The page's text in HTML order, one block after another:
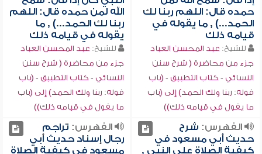
حمده قال: اللهم ربنا لك
الحمد...) , ما يقوله في
قيامه ذلك
للشيخ: عبد المحسن العباد
جزء من محاضرة ( شرح سنن
النسائي - كتاب التطبيق - (باب
قوله: ربنا ولك الحمد) إلى (باب
ما يقول في قيامه ذلك))
الله لمن حمده قال: اللهم
ربنا لك الحمد...) , ما
يقوله في قيامه ذلك
للشيخ: عبد المحسن العباد
جزء من محاضرة ( شرح سنن
النسائي - كتاب التطبيق - (باب
قوله: ربنا ولك الحمد) إلى (باب
ما يقول في قيامه ذلك))
الفهرس: شرح
حديث أبي مسعود في
كيفية الصلاة على النبي ,
الفهرس: تراجم
رجال إسناد حديث أبي
مسعود في كيفية الصلاة